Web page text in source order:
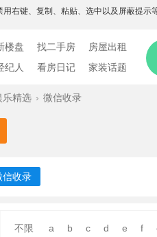
右键、复制、粘贴、选中以及屏蔽提
楼盘 找二手房
房屋出租
纪人
看房日记 家装话题
乐精选 › 微信收录
信收录
不限 a b c d e f